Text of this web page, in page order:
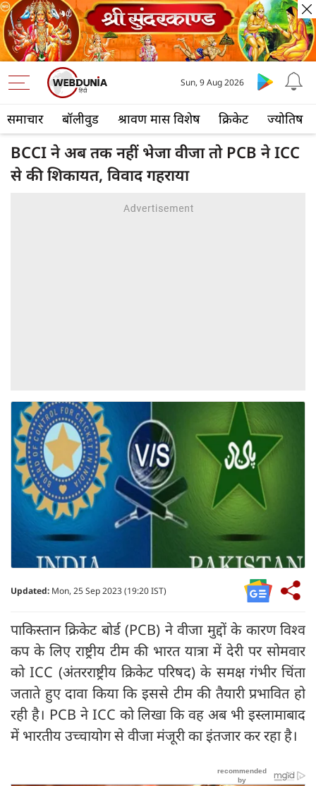
समाचार बॉलीवुड श्रावण मास विशेष क्रिकेट ज्योतिष
Sun, 9 Aug 2026
BCCI ने अब तक नहीं भेजा वीजा तो PCB ने ICC
से की शिकायत, विवाद गहराया
Updated: Mon, 25 Sep 2023 (19:20 IST)
पाकिस्तान क्रिकेट बोर्ड (PCB) ने वीजा मुद्दों के कारण विश्व
कप के लिए राष्ट्रीय टीम की भारत यात्रा में देरी पर सोमवार
को ICC (अंतरराष्ट्रीय क्रिकेट परिषद) के समक्ष गंभीर चिंता
जताते हुए दावा किया कि इससे टीम की तैयारी प्रभावित हो
रही है। PCB ने ICC को लिखा कि वह अब भी इस्लामाबाद
में भारतीय उच्चायोग से वीजा मंजूरी का इंतजार कर रहा है।